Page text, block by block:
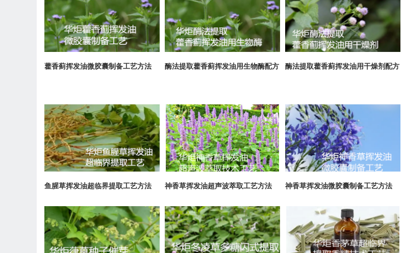
藿香蓟挥发油微胶囊制备工艺方法 酶法提取藿香蓟挥发油用生物酶配方 酶法提取藿香蓟挥发油用干燥剂配方
鱼腥草挥发油超临界提取工艺方法 神香草挥发油超声波萃取工艺方法 神香草挥发油微胶囊制备工艺方法